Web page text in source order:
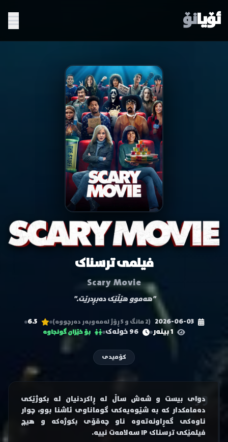
ئۆیانۆ
فیلمی ترسناک
Scary Movie
"هەموو هێڵێک دەبڕدرێت."
2026-06-03 (2 مانگ و 5 ڕۆژ لەمەوبەر دەرچووە)
6.5
1 بینەر
96 خولەک بۆ خێزان گونجاوە
کۆمیدی
دوای بیست و شەش ساڵ لە ڕاکردنیان لە بکوژێکی
دەمامکدار کە بە شێوەیەکی گوماناوی ئاشنا بوو، چوار
ناوەکی گەڕاونەتەوە ناو چەقۆی بکوژەکە و هیچ
فیلمێکی ترسناک IP سەلامەت نییە.